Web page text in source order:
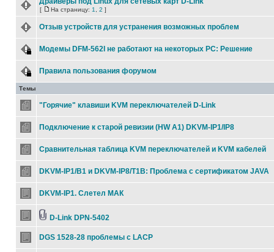
[ На страницу: 1 2 ]
Отзыв устройств для устранения возможных проблем
Модемы DFM-562I не работают на некоторых РС: Решение
Правила пользования форумом
Темы
"Горячие" клавиши KVM переключателей D-Link
Подключение к старой ревизии (HW A1) DKVM-IP1/IP8
Сравнительная таблица KVM переключателей и KVM кабелей
DKVM-IP1/B1 и DKVM-IP8/T1B: Проблема с сертификатом JAVA
DKVM-IP1. Слетел МАК
D-Link DPN-5402
DGS 1528-28 проблемы с LACP